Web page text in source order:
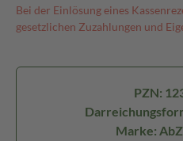
Bei der Einlösung eines
gesetzlichen Zuzahlungen und
PZN:
Marke: